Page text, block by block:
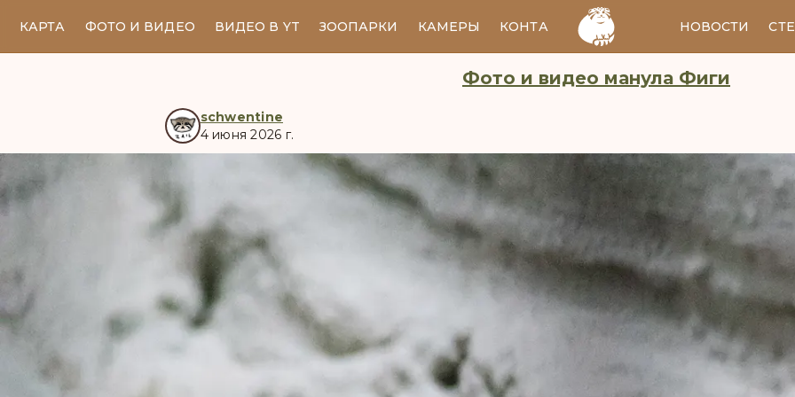
КАРТА ФОТО И ВИДЕО ВИДЕО В YT ЗООПАРКИ КАМЕРЫ КОНТАКТЫ EN НОВОСТИ
Фото и видео манула Фиги
schwentine
4 июня 2026 г.